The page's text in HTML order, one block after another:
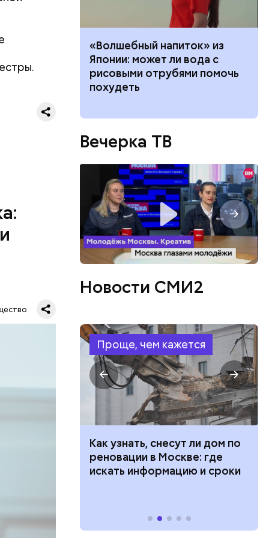
и
и
—
«Волшебный напиток» из
Японии: может ли вода с
рисовыми отрубями помочь
похудеть
Вечерка ТВ
Новости СМИ2
Проще, чем кажется
тысяч
при
кто может
Как узнать, снесут ли дом по
реновации в Москве: где
искать информацию и сроки